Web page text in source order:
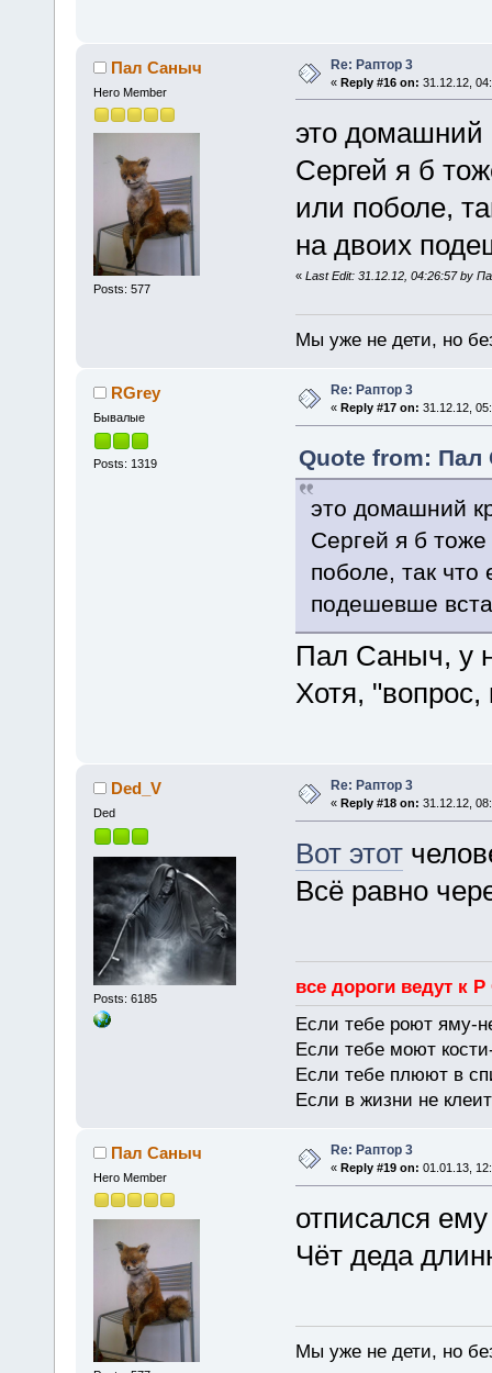
Пал Саныч
Hero Member
Posts: 577
Re: Раптор 3
« Reply #16 on: 31.12.12,
это домашний
Сергей я б
или поболе,
на двоих
« Last Edit: 31.12.12, 04:26:57 by
Мы уже не дети, но
RGrey
Бывалые
Posts: 1319
Re: Раптор 3
« Reply #17 on: 31.12.12,
Quote from: Пал
это домашний
Сергей я б
поболе, так что
подешевше
Пал Саныч, у
Хотя,
Ded_V
Ded
Posts: 6185
Re: Раптор 3
« Reply #18 on: 31.12.12,
Вот этот
Всё равно
все дороги ведут к
Если тебе роют яму-
Если тебе моют
Если тебе плюют в
Если в жизни не
Пал Саныч
Hero Member
Re: Раптор 3
« Reply #19 on: 01.01.13,
отписался
Чёт деда
Мы уже не дети, но